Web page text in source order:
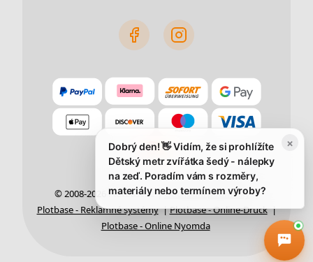
© 2008-2026 Plotbase.cz |Obchodní podmínky|
Plotbase - Reklamné systémy|Plotbase - Online-Druck|
Plotbase - Online Nyomda
×
Dobrý den! 👋 Vidím, že si prohlížíte
Dětský metr zvířátka šedý - nálepky
na zeď. Poradím vám s rozměry,
materiály nebo termínem výroby?